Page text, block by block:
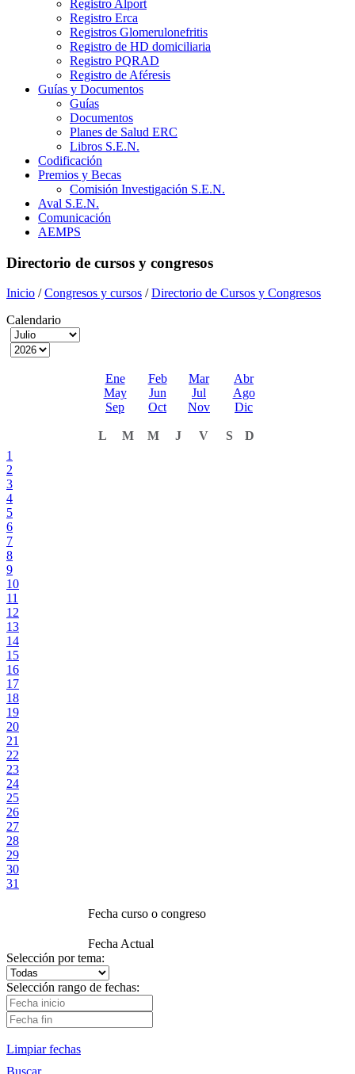
Registro Alport
Registro Erca
Registros Glomerulonefritis
Registro de HD domiciliaria
Registro PQRAD
Registro de Aféresis
Guías y Documentos
Guías
Documentos
Planes de Salud ERC
Libros S.E.N.
Codificación
Premios y Becas
Comisión Investigación S.E.N.
Aval S.E.N.
Comunicación
AEMPS
Directorio de cursos y congresos
Inicio /Congresos y cursos /Directorio de Cursos y Congresos
Calendario
Ene Feb Mar
Abr
May
Jun Jul
Ago
Sep
Oct Nov Dic
L M M J V S
D
1
2
3
4
5
6
7
8
9
10
11
12
13
14
15
16
17
18
19
20
21
22
23
24
25
26
27
28
29
30
31
Fecha curso o congreso
Fecha Actual
Selección por tema:
Selección rango de fechas:
Limpiar fechas